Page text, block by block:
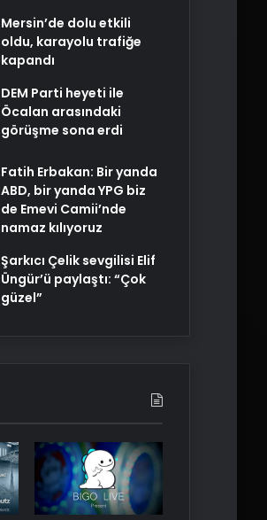
Mersin’de dolu etkili
oldu, karayolu trafiğe
kapandı
DEM Parti heyeti ile
Öcalan arasındaki
görüşme sona erdi
Fatih Erbakan: Bir yanda
ABD, bir yanda YPG biz
de Emevi Camii’nde
namaz kılıyoruz
Şarkıcı Çelik sevgilisi Elif
Üngür’ü paylaştı: “Çok
güzel”